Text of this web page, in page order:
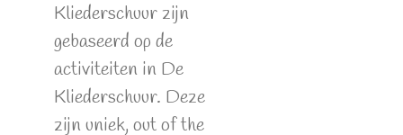
Kliederschuur zijn
gebaseerd op de
activiteiten in De
Kliederschuur. Deze
zijn uniek, out of the